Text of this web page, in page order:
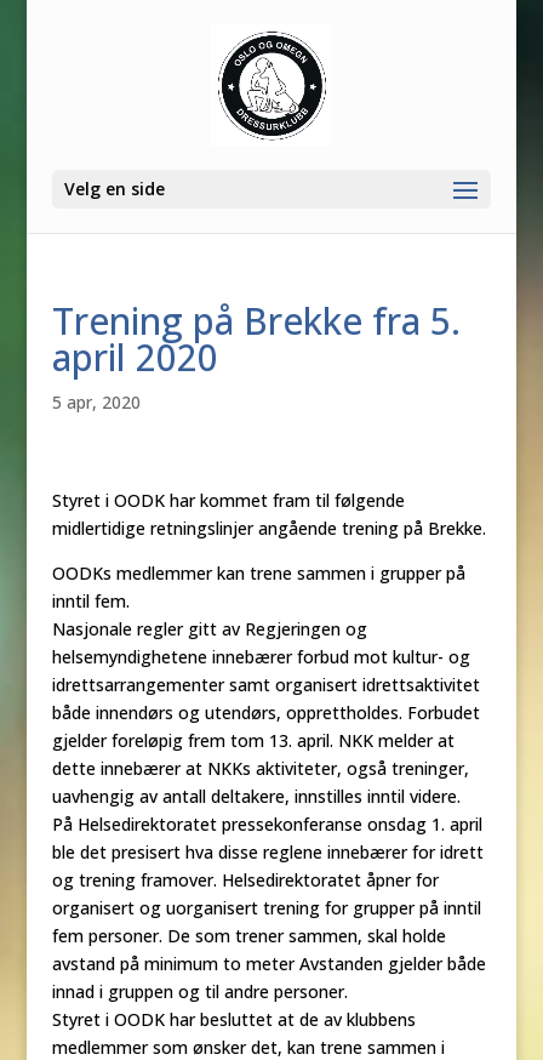
Velg en side
Trening på Brekke fra 5.
april 2020
5 apr, 2020
Styret i OODK har kommet fram til følgende
midlertidige retningslinjer angående trening på Brekke.
OODKs medlemmer kan trene sammen i grupper på
inntil fem.
Nasjonale regler gitt av Regjeringen og
helsemyndighetene innebærer forbud mot kultur- og
idrettsarrangementer samt organisert idrettsaktivitet
både innendørs og utendørs, opprettholdes. Forbudet
gjelder foreløpig frem tom 13. april. NKK melder at
dette innebærer at NKKs aktiviteter, også treninger,
uavhengig av antall deltakere, innstilles inntil videre.
På Helsedirektoratet pressekonferanse onsdag 1. april
ble det presisert hva disse reglene innebærer for idrett
og trening framover. Helsedirektoratet åpner for
organisert og uorganisert trening for grupper på inntil
fem personer. De som trener sammen, skal holde
avstand på minimum to meter Avstanden gjelder både
innad i gruppen og til andre personer.
Styret i OODK har besluttet at de av klubbens
medlemmer som ønsker det, kan trene sammen i